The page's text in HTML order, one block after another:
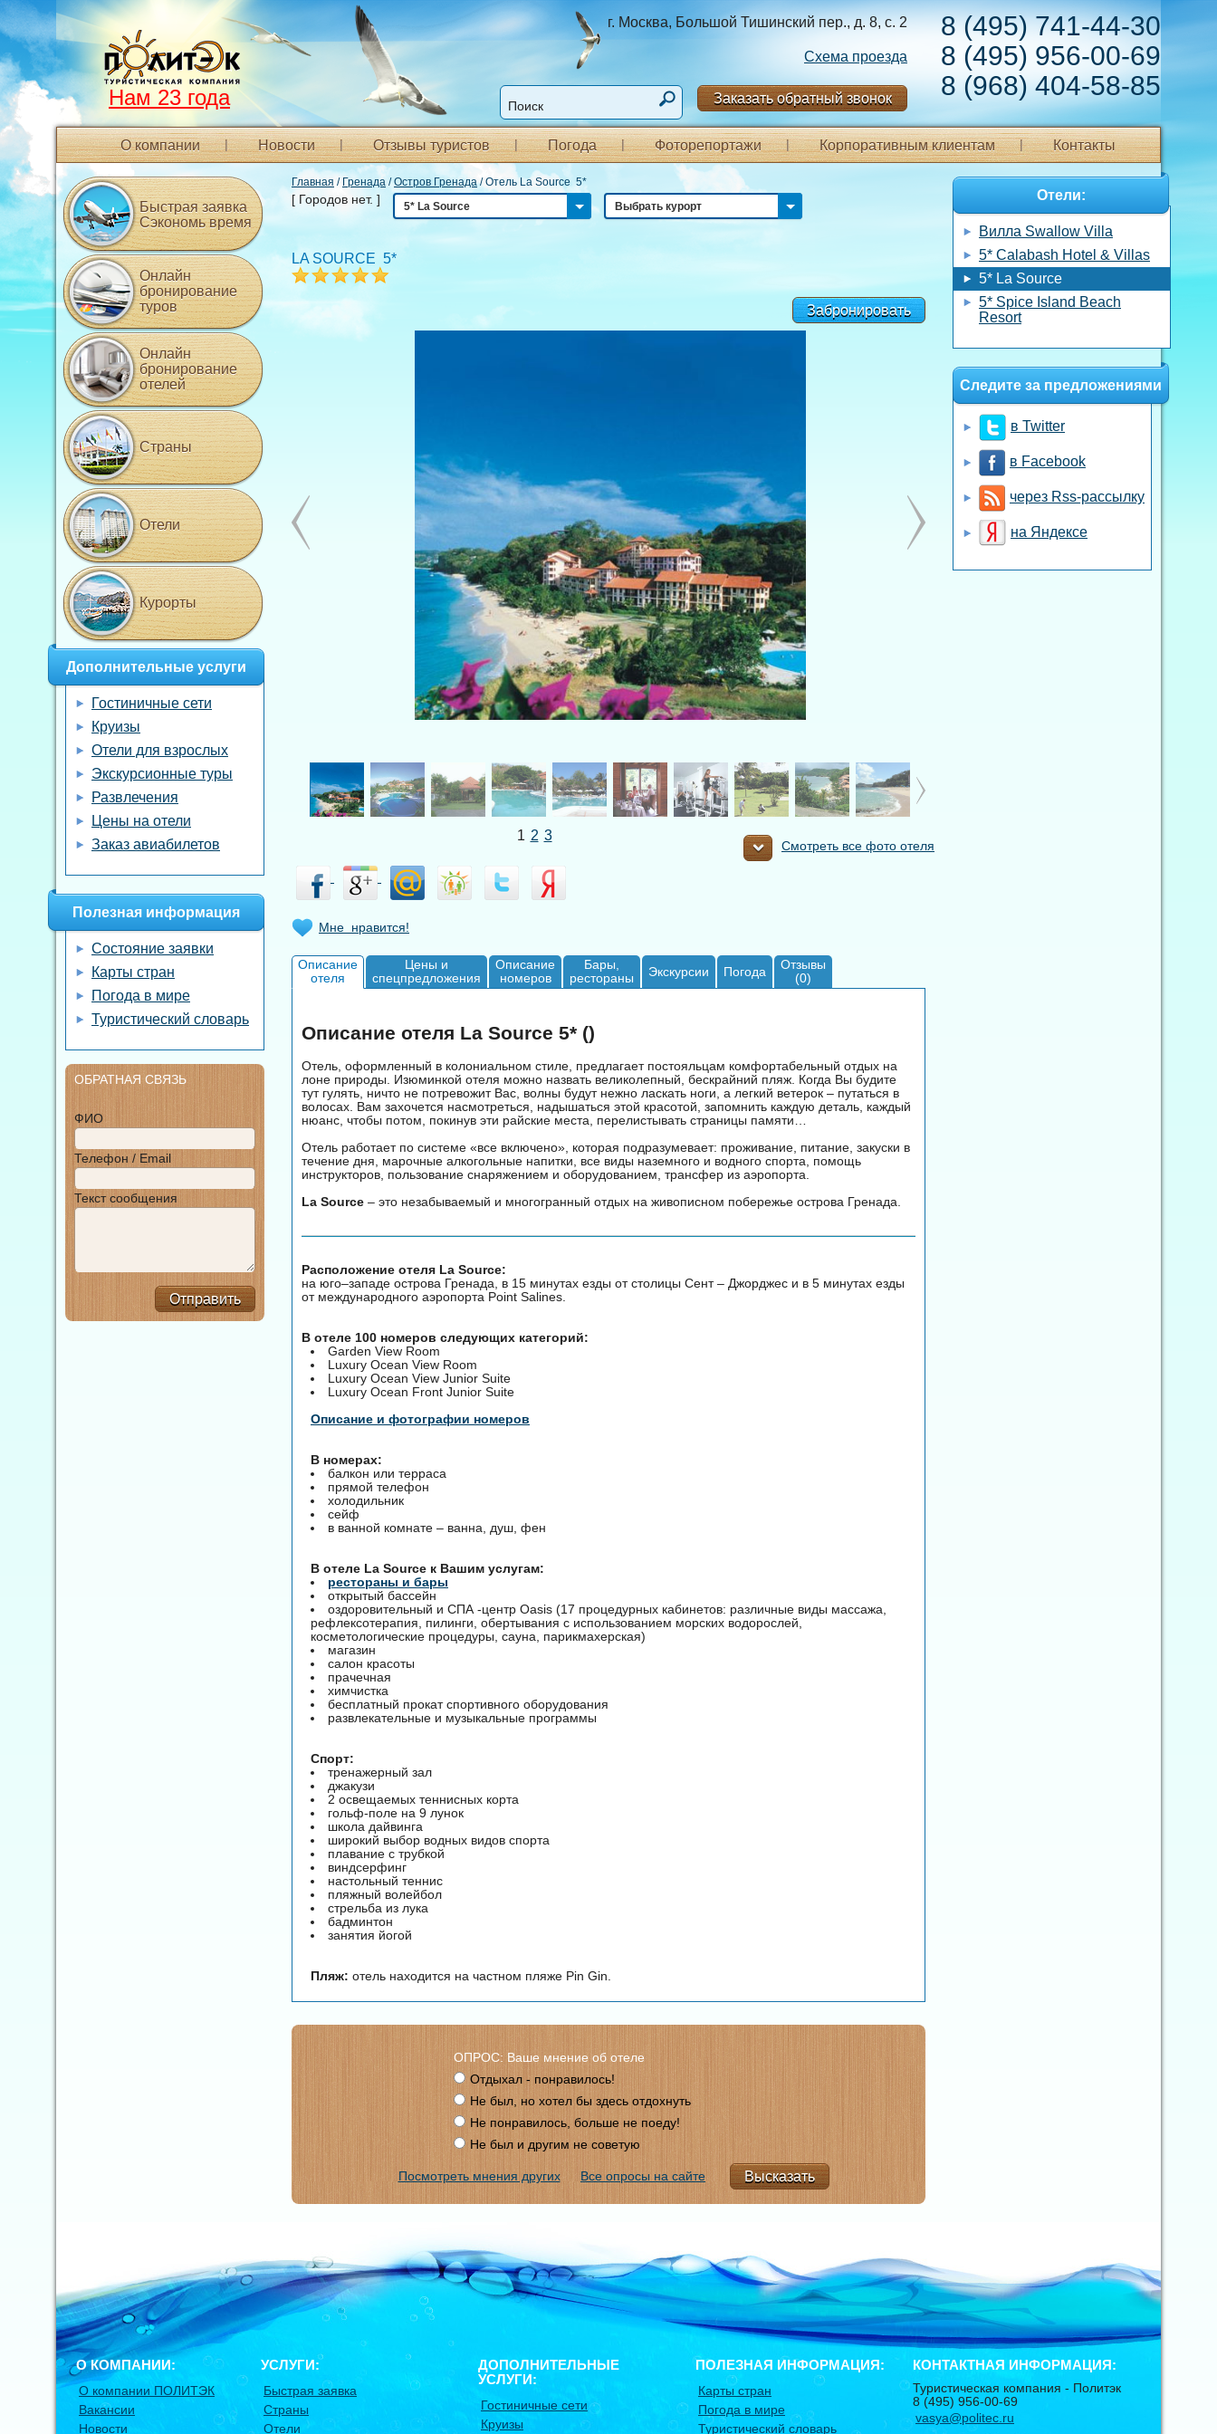
8 (495) 741-44-30
8 (495) 956-00-69
8 (968) 404-58-85
г. Москва, Большой Тишинский пер., д. 8, с. 2
Схема проезда
Заказать обратный звонок
Нам 23 года
О компании Новости Отзывы туристов Погода Фоторепортажи Корпоративным клиентам Контакты
Главная / Гренада /Остров Гренада/Отель La Source 5*
[ Городов нет. ] 5* La Source Выбрать курорт
LA SOURCE 5*
Забронировать
Смотреть все фото отеля
1 2 3
Мне нравится!
Описание
отеля
Цены и
спецпредложения
Описание
номеров
Бары,
рестораны
Экскурсии Погода
Отзывы
(0)
Описание отеля La Source 5* ()
Отель, оформленный в колониальном стиле, предлагает постояльцам комфортабельный отдых на
лоне природы. Изюминкой отеля можно назвать великолепный, бескрайний пляж. Когда Вы будите
тут гулять, ничто не потревожит Вас, волны будут нежно ласкать ноги, а легкий ветерок – путаться в
волосах. Вам захочется насмотреться, надышаться этой красотой, запомнить каждую деталь, каждый
нюанс, чтобы потом, покинув эти райские места, перелистывать страницы памяти…
Отель работает по системе «все включено», которая подразумевает: проживание, питание, закуски в
течение дня, марочные алкогольные напитки, все виды наземного и водного спорта, помощь
инструкторов, пользование снаряжением и оборудованием, трансфер из аэропорта.
La Source – это незабываемый и многогранный отдых на живописном побережье острова Гренада.
Расположение отеля La Source:
на юго–западе острова Гренада, в 15 минутах езды от столицы Сент – Джорджес и в 5 минутах езды
от международного аэропорта Point Salines.
В отеле 100 номеров следующих категорий:
Garden View Room
Luxury Ocean View Room
Luxury Ocean View Junior Suite
Luxury Ocean Front Junior Suite
Описание и фотографии номеров
В номерах:
балкон или терраса
прямой телефон
холодильник
сейф
в ванной комнате – ванна, душ, фен
B отеле La Source к Вашим услугам:
рестораны и бары
открытый бассейн
оздоровительный и СПА -центр Oasis (17 процедурных кабинетов: различные виды массажа,
рефлексотерапия, пилинги, обертывания с использованием морских водорослей,
косметологические процедуры, сауна, парикмахерская)
магазин
салон красоты
прачечная
химчистка
бесплатный прокат спортивного оборудования
развлекательные и музыкальные программы
Спорт:
тренажерный зал
джакузи
2 освещаемых теннисных корта
гольф-поле на 9 лунок
школа дайвинга
широкий выбор водных видов спорта
плавание с трубкой
виндсерфинг
настольный теннис
пляжный волейбол
стрельба из лука
бадминтон
занятия йогой
Пляж: отель находится на частном пляже Pin Gin.
ОПРОС: Ваше мнение об отеле
Отдыхал - понравилось!
Не был, но хотел бы здесь отдохнуть
Не понравилось, больше не поеду!
Не был и другим не советую
Посмотреть мнения других Все опросы на сайте
Быстрая заявка
Сэкономь время
Онлайн
бронирование
туров
Онлайн
бронирование
отелей
Страны
Отели
Курорты
Дополнительные услуги
Гостиничные сети
Круизы
Отели для взрослых
Экскурсионные туры
Развлечения
Цены на отели
Заказ авиабилетов
Полезная информация
Состояние заявки
Карты стран
Погода в мире
Туристический словарь
ОБРАТНАЯ СВЯЗЬ
ФИО
Телефон / Email
Текст сообщения
Отправить
Отели:
Вилла Swallow Villa
5* Calabash Hotel & Villas
5* La Source
5* Spice Island Beach
Resort
Следите за предложениями
в Twitter
в Facebook
через Rss-рассылку
на Яндексе
О КОМПАНИИ:
О компании ПОЛИТЭК
Вакансии
Новости
УСЛУГИ:
Быстрая заявка
Страны
Отели
ДОПОЛНИТЕЛЬНЫЕ
УСЛУГИ:
Гостиничные сети
Круизы
ПОЛЕЗНАЯ ИНФОРМАЦИЯ:
Карты стран
Погода в мире
Туристический словарь
КОНТАКТНАЯ ИНФОРМАЦИЯ:
Туристическая компания - Политэк
8 (495) 956-00-69
vasya@politec.ru